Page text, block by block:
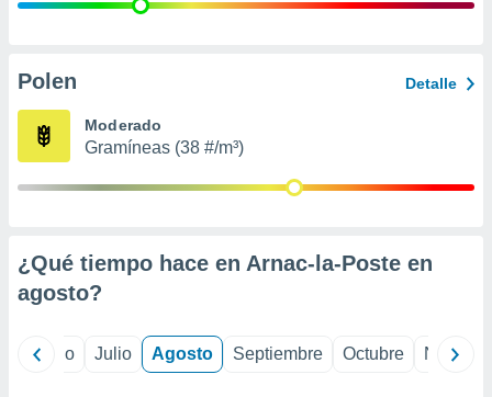
publicidad
de
Polen Detalle
Moderado
Gramíneas (38 #/m³)
¿Qué tiempo hace en Arnac-la-Poste en
agosto?
Junio Julio Agosto Septiembre Octubre